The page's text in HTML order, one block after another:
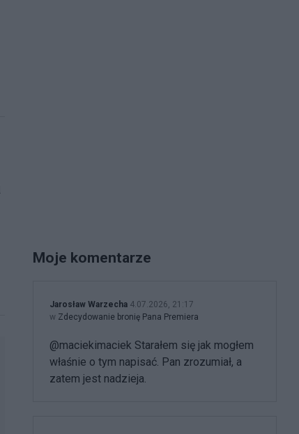
Moje komentarze
Jarosław Warzecha 4.07.2026, 21:17
w Zdecydowanie bronię Pana Premiera
@maciekimaciek Starałem się jak mogłem
właśnie o tym napisać. Pan zrozumiał, a
zatem jest nadzieja.